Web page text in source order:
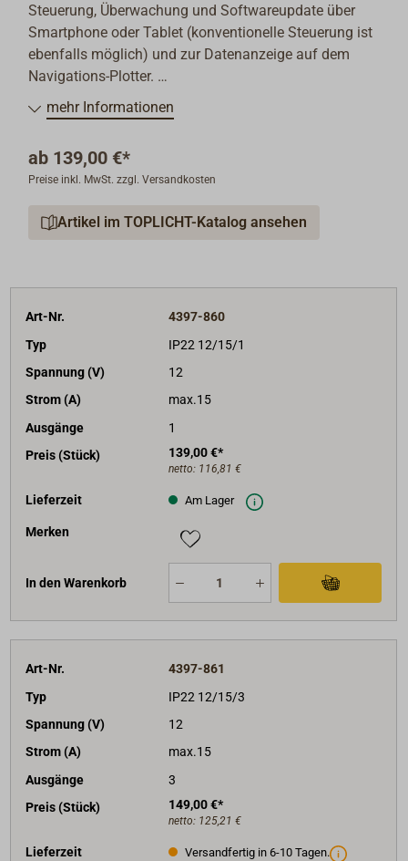
Steuerung, Überwachung und Softwareupdate über
Smartphone oder Tablet (konventionelle Steuerung ist
ebenfalls möglich) und zur Datenanzeige auf dem
Navigations-Plotter.
Hochleistungsladegerät für eine oder drei
Das mikroprozessorgesteuerte, adaptive 6-Stufen-
automatisch den Betriebsbedingungen an, sehr hoher
Automatischer Erhaltungssmodus zur
Batterieschonung, wenn länger als 24 Stunden keine
Spezifikationen:
- Bluetooth integriert,
- automatische Eingangsspannungs-Anpassung 180-
- Nacht-/Low-Modus: reduzierte Leistung, arbeitet
- als Netzgerät verwendbar, Überhitzungsschutz,
- blaues Aluminium Gehäuse.
Abmessungen L x B x H: 235 x 108 x 65 mm.
Gewicht: 1,4 kg.
mehr Informationen
ab 139,00 €*
Preise inkl. MwSt. zzgl. Versandkosten
Artikel im TOPLICHT-Katalog ansehen
Art-Nr.
4397-860
Typ
IP22 12/15/1
Spannung (V)
12
Strom (A)
max.15
Ausgänge
1
Preis (Stück)
139,00 €*
netto: 116,81 €
Lieferzeit Am Lager
Merken
In den Warenkorb
Art-Nr.
4397-861
Typ
IP22 12/15/3
Spannung (V)
12
Strom (A)
max.15
Ausgänge
3
Preis (Stück)
149,00 €*
netto: 125,21 €
Lieferzeit Versandfertig in 6-10 Tagen.